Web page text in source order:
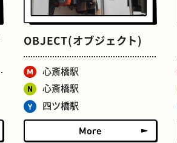
OBJECT(オブジェクト)
心斎橋駅
心斎橋駅
四ツ橋駅